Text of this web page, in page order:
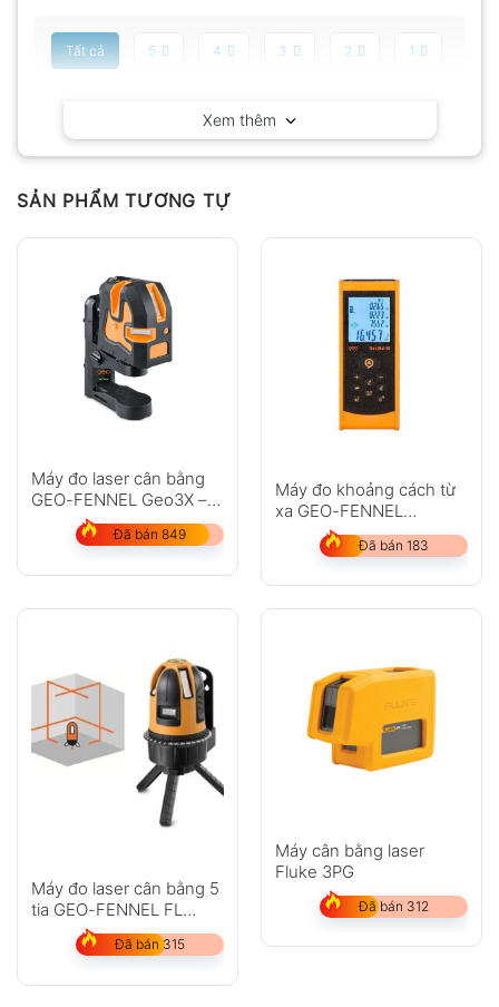
Tất cả 5 4 3 2 1
Chưa có đánh giá nào.
Xem thêm
SẢN PHẨM TƯƠNG TỰ
Máy đo laser cân bằng
GEO-FENNEL Geo3X –
Đã bán 849
Máy đo khoảng cách từ
xa GEO-FENNEL
GeoDist 40
Đã bán 183
Máy đo laser cân bằng 5
tia GEO-FENNEL FL
Đã bán 315
Máy cân bằng laser
Fluke 3PG
Đã bán 312